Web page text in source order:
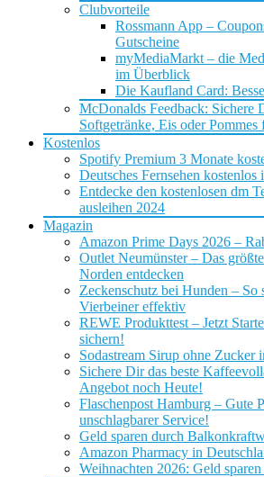
Clubvorteile
Rossmann App –
Gutscheine
myMediaMarkt – die
im Überblick
Die Kaufland Card:
McDonalds Feedback: Sichere
Softgetränke, Eis oder
Kostenlos
Spotify Premium 3 Monate
Deutsches Fernsehen kostenlos
Entdecke den kostenlosen dm
ausleihen 2024
Magazin
Amazon Prime Days 2026 –
Outlet Neumünster – Das
Norden entdecken
Zeckenschutz bei Hunden – So
Vierbeiner effektiv
REWE Produkttest – Jetzt
sichern!
Sodastream Sirup ohne Zucker
Sichere Dir das beste
Angebot noch Heute!
Flaschenpost Hamburg – Gute
unschlagbarer Service!
Geld sparen durch
Amazon Pharmacy in
Weihnachten 2026: Geld